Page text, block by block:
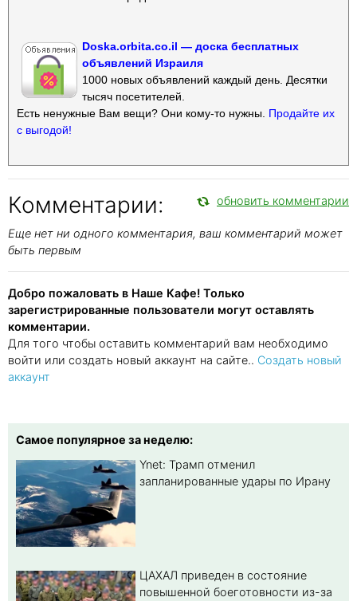
Doska.orbita.co.il — доска бесплатных
объявлений Израиля
1000 новых объявлений каждый день. Десятки
тысяч посетителей.
Есть ненужные Вам вещи? Они кому-то нужны. Продайте их
с выгодой!
Комментарии: обновить комментарии
Еще нет ни одного комментария, ваш комментарий может
быть первым
Добро пожаловать в Наше Кафе! Только
зарегистрированные пользователи могут оставлять
комментарии.
Для того чтобы оставить комментарий вам необходимо
войти или создать новый аккаунт на сайте.. Создать новый
аккаунт
Самое популярное за неделю:
Ynet: Трамп отменил
запланированные удары по Ирану
ЦАХАЛ приведен в состояние
повышенной боеготовности из-за